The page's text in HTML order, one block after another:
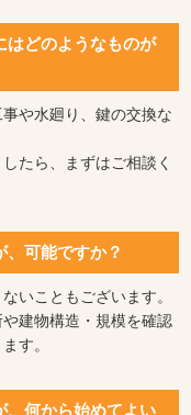
はどのようなものが
や水廻り、鍵の交換な
たら、まずはご相談く
、可能ですか？
いこともございます。
建物構造・規模を確認
す。
、何から始めてよい